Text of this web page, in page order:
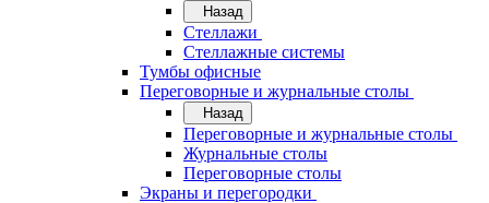
Назад
Стеллажи
Стеллажные системы
Тумбы офисные
Переговорные и журнальные столы
Назад
Переговорные и журнальные столы
Журнальные столы
Переговорные столы
Экраны и перегородки